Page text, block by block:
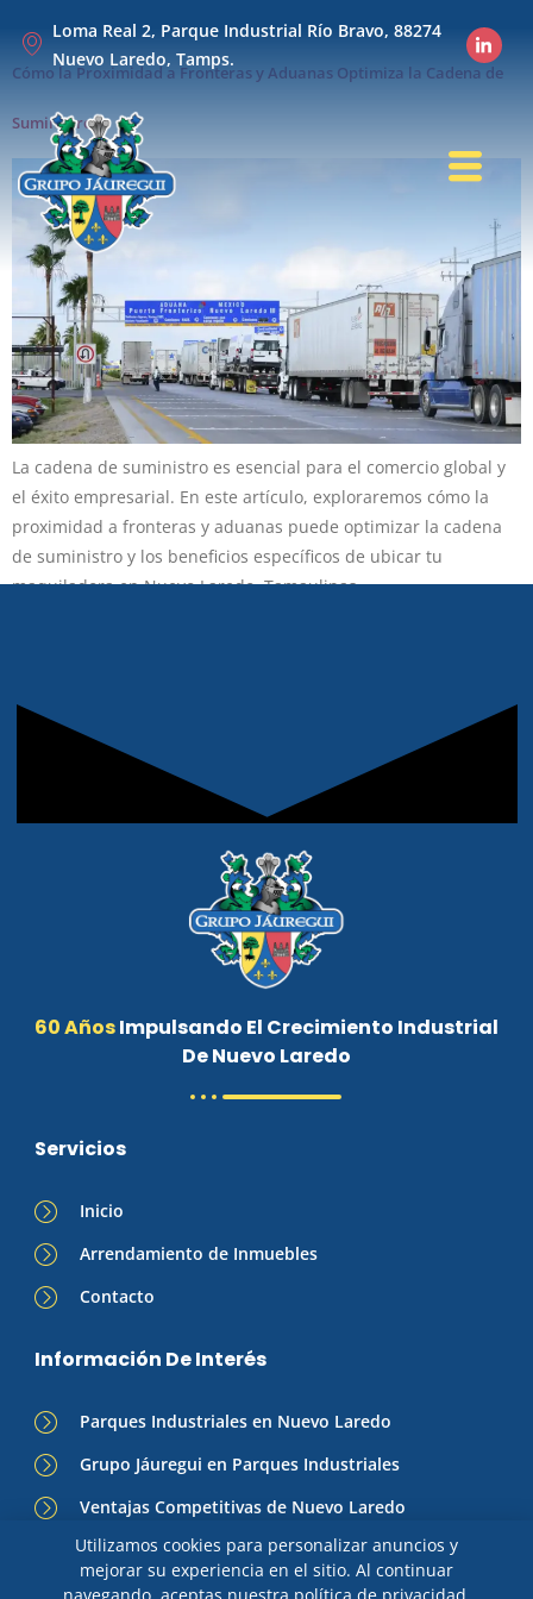
Loma Real 2, Parque Industrial Río Bravo, 88274
Nuevo Laredo, Tamps.
Cómo la Proximidad a Fronteras y Aduanas Optimiza la Cadena de
Suministro
La cadena de suministro es esencial para el comercio global y
el éxito empresarial. En este artículo, exploraremos cómo la
proximidad a fronteras y aduanas puede optimizar la cadena
de suministro y los beneficios específicos de ubicar tu
maquiladora en Nuevo Laredo, Tamaulipas.
60 AñosImpulsando El Crecimiento Industrial
De Nuevo Laredo
Servicios
Inicio
Arrendamiento de Inmuebles
Contacto
Información De Interés
Parques Industriales en Nuevo Laredo
Grupo Jáuregui en Parques Industriales
Ventajas Competitivas de Nuevo Laredo
Utilizamos cookies para personalizar anuncios y
mejorar su experiencia en el sitio. Al continuar
navegando, aceptas nuestra política de privacidad.